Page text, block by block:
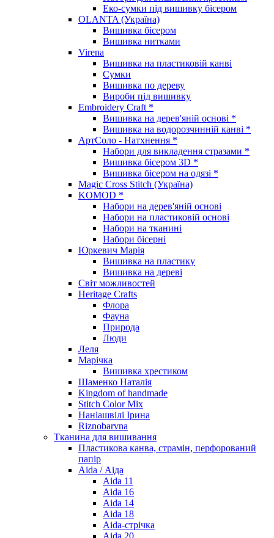
Еко-сумки під вишивку бісером
OLANTA (Україна)
Вишивка бісером
Вишивка нитками
Virena
Вишивка на пластиковій канві
Сумки
Вишивка по дереву
Вироби під вишивку
Embroidery Craft *
Вишивка на дерев'яній основі *
Вишивка на водорозчинній канві *
АртСоло - Натхнення *
Набори для викладення стразами *
Вишивка бісером 3D *
Вишивка бісером на одязі *
Magic Cross Stitch (Україна)
KOMOD *
Набори на дерев'яній основі
Набори на пластиковій основі
Набори на тканині
Набори бісерні
Юркевич Марія
Вишивка на пластику
Вишивка на дереві
Світ можливостей
Heritage Crafts
Флора
Фауна
Природа
Люди
Леля
Марічка
Вишивка хрестиком
Шаменко Наталія
Kingdom of handmade
Stitch Color Mix
Наніашвілі Ірина
Riznobarvna
Тканина для вишивання
Пластикова канва, страмін, перфорований
папір
Aida / Аіда
Aida 11
Aida 16
Aida 14
Aida 18
Aida-стрічка
Aida 20